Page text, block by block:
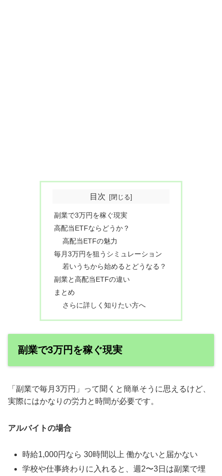
目次
副業で3万円を稼ぐ現実
高配当ETFならどうか？
高配当ETFの魅力
毎月3万円を狙うシミュレーション
若いうちから始めるとどうなる？
副業と高配当ETFの違い
まとめ
さらに詳しく知りたい方へ
副業で3万円を稼ぐ現実
「副業で毎月3万円」って聞くと簡単そうに思えるけど、
実際にはかなりの労力と時間が必要です。
アルバイトの場合
時給1,000円なら 30時間以上 働かないと届かない
学校や仕事終わりに入れると、週2〜3日は副業で埋